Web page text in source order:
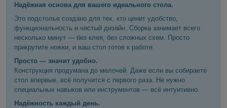
Надёжная основа для вашего идеального стола.
Это подстолье создано для тех, кто ценит удобство,
функциональность и чистый дизайн. Сборка занимает всего
несколько минут — без клея, без сложных схем. Просто
прикрутите ножки, и ваш стол готов к работе.
Просто — значит удобно.
Конструкция продумана до мелочей. Даже если вы собираете
стол впервые, всё получится с первого раза. Не нужно
специальных навыков или инструментов — всё интуитивно.
Надёжность каждый день.